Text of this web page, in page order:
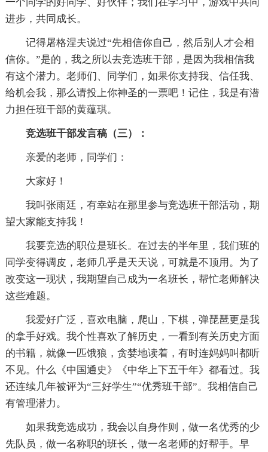
进步，共同成长。
记得屠格涅夫说过“先相信你自己，然后别人才会相
信你。”是的，我之所以去竞选班干部，是因为我相信我
有这个潜力。老师们、同学们，如果你支持我、信任我、
给机会我，那么请投上你神圣的一票吧！记住，我是有潜
力担任班干部的黄蕴琪。
竞选班干部发言稿（三）：
亲爱的老师，同学们：
大家好！
我叫张雨廷，有幸站在那里参与竞选班干部活动，期
望大家能支持我！
我要竞选的职位是班长。在过去的半年里，我们班的
同学变得调皮，老师几乎是天天说，可就是不顶用。为了
改变这一现状，我期望自己成为一名班长，帮忙老师解决
这些难题。
我爱好广泛，喜欢电脑，爬山，下棋，弹琵琶更是我
的拿手好戏。我个性喜欢了解历史，一看到有关历史方面
的书籍，就像一匹饿狼，贪婪地读着，有时连妈妈叫都听
不见。什么《中国通史》《中华上下五千年》都看过。我
还连续几年被评为“三好学生”“优秀班干部”。我相信自己
有管理潜力。
如果我竞选成功，我会以自身作则，做一名优秀的少
先队员，做一名称职的班长，做一名老师的好帮手。早